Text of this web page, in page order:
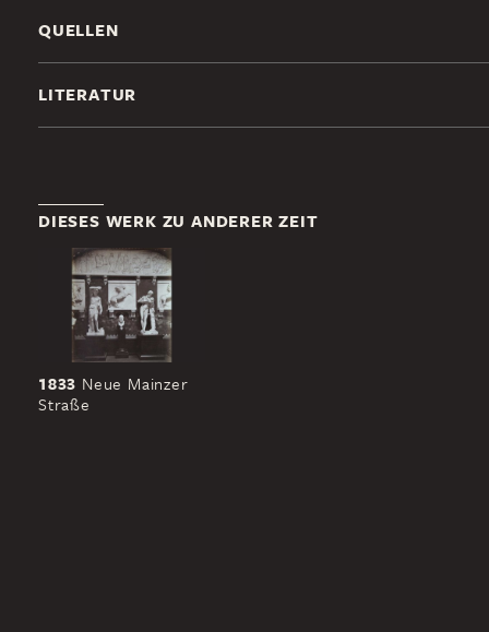
QUELLEN
LITERATUR
DIESES WERK ZU ANDERER ZEIT
1833 Neue Mainzer
Straße